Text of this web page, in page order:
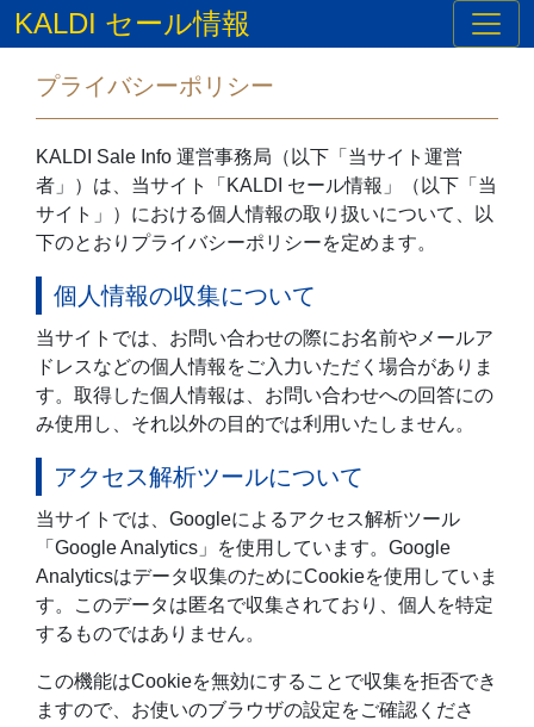
KALDI セール情報
プライバシーポリシー
KALDI Sale Info 運営事務局（以下「当サイト運営
者」）は、当サイト「KALDI セール情報」（以下「当
サイト」）における個人情報の取り扱いについて、以
下のとおりプライバシーポリシーを定めます。
個人情報の収集について
当サイトでは、お問い合わせの際にお名前やメールア
ドレスなどの個人情報をご入力いただく場合がありま
す。取得した個人情報は、お問い合わせへの回答にの
み使用し、それ以外の目的では利用いたしません。
アクセス解析ツールについて
当サイトでは、Googleによるアクセス解析ツール
「Google Analytics」を使用しています。Google
Analyticsはデータ収集のためにCookieを使用していま
す。このデータは匿名で収集されており、個人を特定
するものではありません。
この機能はCookieを無効にすることで収集を拒否でき
ますので、お使いのブラウザの設定をご確認くださ